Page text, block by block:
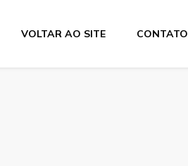
VOLTAR AO SITE CONTATO